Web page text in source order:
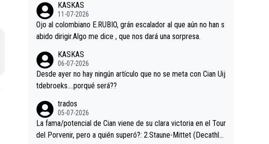
casi sin pedalear, luego está el saludo con Evenepoel dándose
la mano de una manera muy fraternal, más allá de los típicos t
oques en el hombro con que saludaba a Vingegard. Ahí hubo u
o aprieta, a ver si por querer poner a Del Toro con calzador e
n posición de podio UAE y Pojacar se van complicar el tour.
KASKAS
11-07-2026
Ojo al colombiano E.RUBIO, grán escalador al que aún no han s
abido dirigir.Algo me dice , que nos dará una sorpresa.
KASKAS
06-07-2026
Desde ayer no hay ningún artículo que no se meta con Cian Uij
tdebroeks….porqué será??
trados
05-07-2026
La fama/potencial de Cian viene de su clara victoria en el Tour
del Porvenir, pero a quién superó?: 2.Staune-Mittet (Decathlo